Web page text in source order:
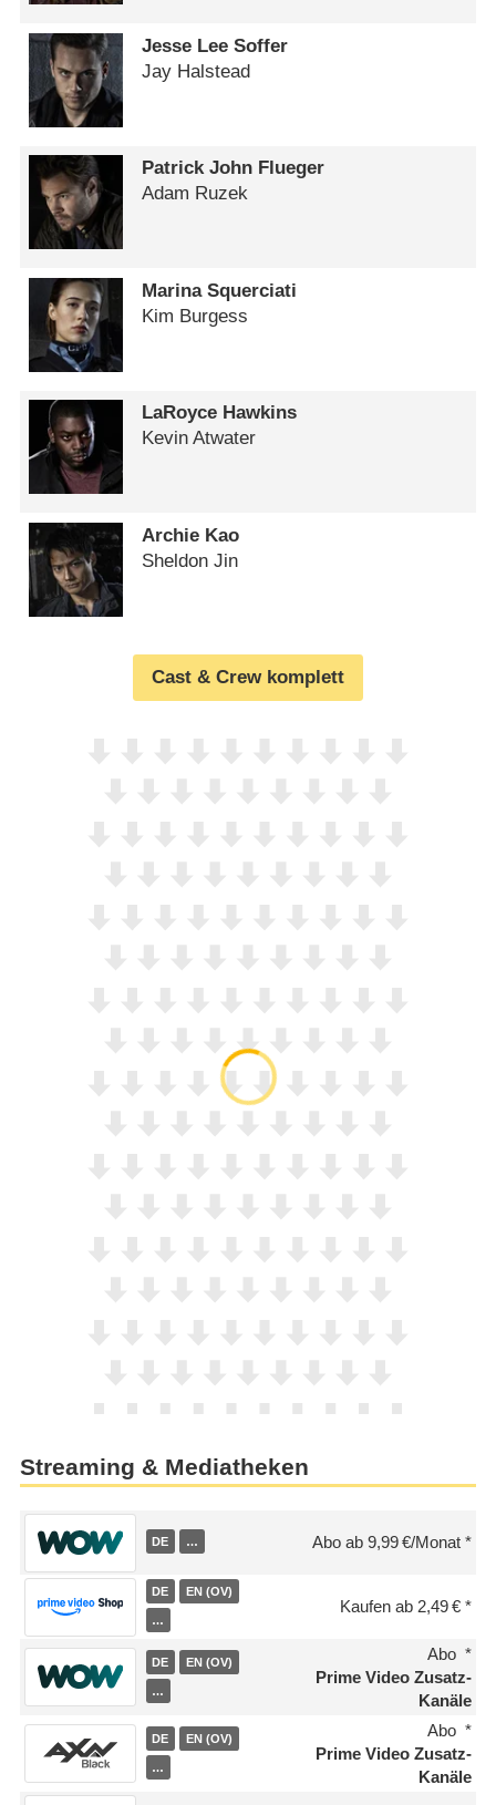
Jesse Lee Soffer
Jay Halstead
Patrick John Flueger
Adam Ruzek
Marina Squerciati
Kim Burgess
LaRoyce Hawkins
Kevin Atwater
Archie Kao
Sheldon Jin
Cast & Crew komplett
Streaming & Mediatheken
DE … Abo ab 9,99 €/Monat
DE EN (OV)
…
Kaufen ab 2,49 €
DE EN (OV)
…
Abo
Prime Video Zusatz-
Kanäle
DE EN (OV)
…
Abo
Prime Video Zusatz-
Kanäle